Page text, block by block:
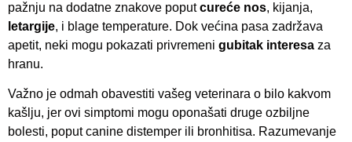
pažnju na dodatne znakove poputcureće nos, kijanja,
letargije, i blage temperature. Dok većina pasa zadržava
apetit, neki mogu pokazati privremeni gubitak interesa za
hranu.
Važno je odmah obavestiti vašeg veterinara o bilo kakvom
kašlju, jer ovi simptomi mogu oponašati druge ozbiljne
bolesti, poput canine distemper ili bronhitisa. Razumevanje